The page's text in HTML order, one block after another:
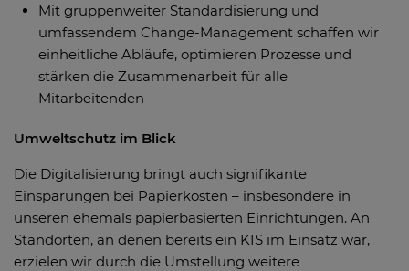
Mit gruppenweiter Standardisierung und
umfassendem Change-Management schaffen wir
einheitliche Abläufe, optimieren Prozesse und
stärken die Zusammenarbeit für alle
Mitarbeitenden
Umweltschutz im Blick
Die Digitalisierung bringt auch signifikante
Einsparungen bei Papierkosten – insbesondere in
unseren ehemals papierbasierten Einrichtungen. An
Standorten, an denen bereits ein KIS im Einsatz war,
erzielen wir durch die Umstellung weitere